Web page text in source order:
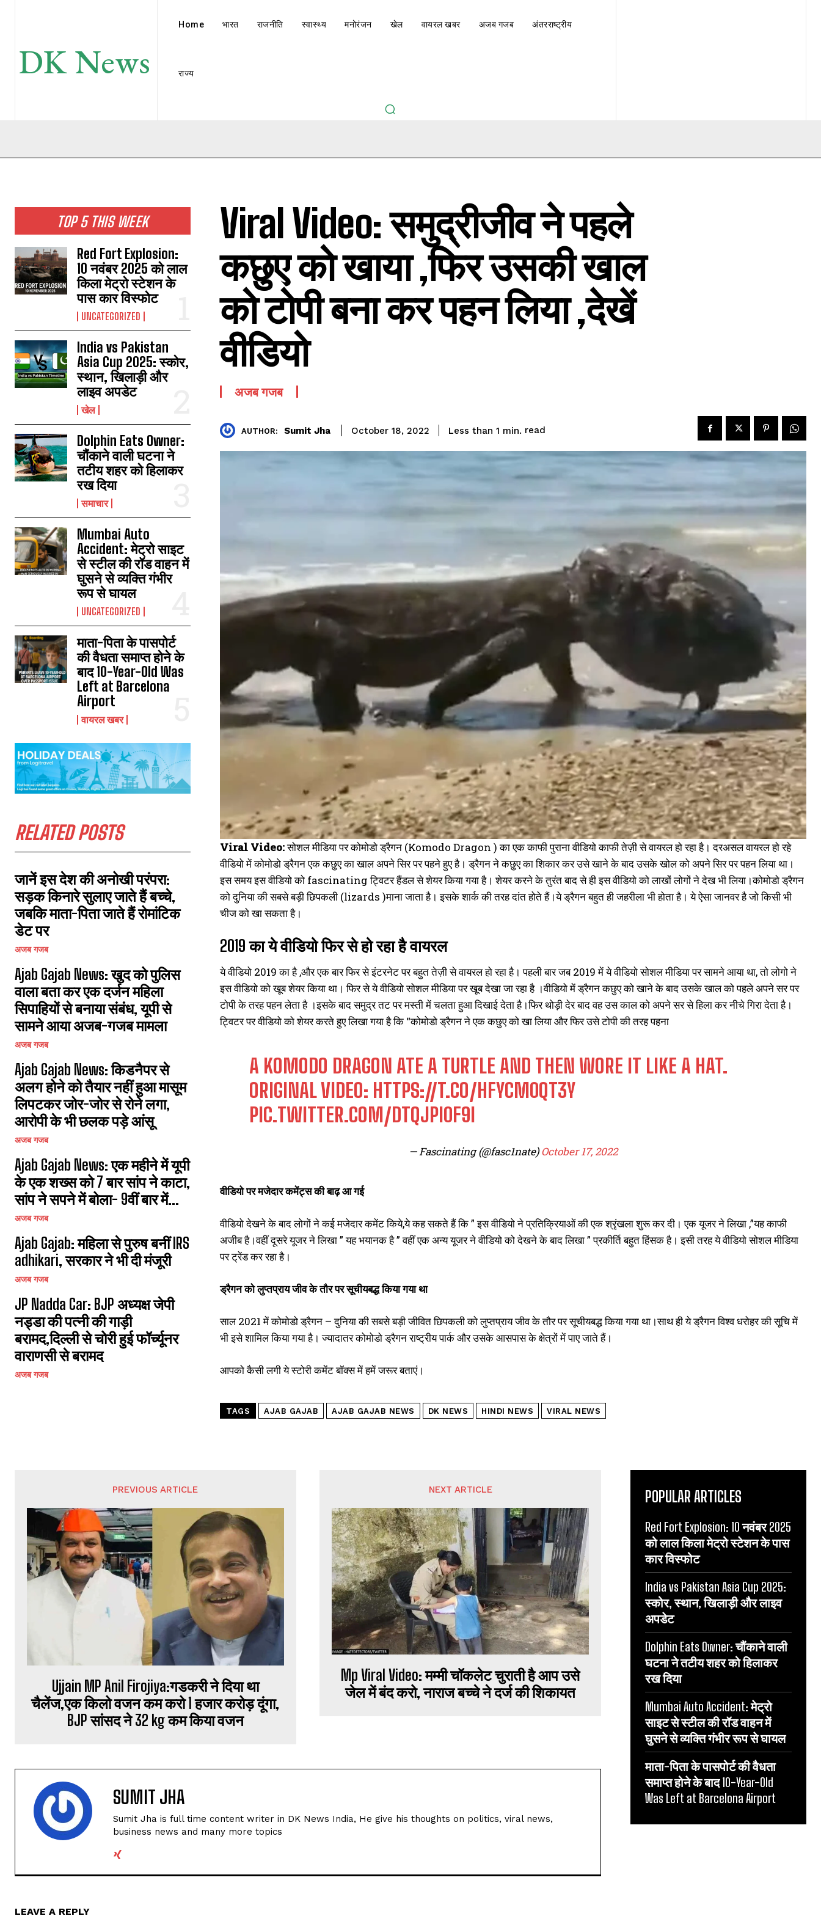
DK News
Home भारत राजनीति स्वास्थ्य मनोरंजन खेल वायरल खबर अजब गजब अंतरराष्ट्रीय
राज्य
TOP 5 THIS WEEK
Red Fort Explosion:
10 नवंबर 2025 को लाल
किला मेट्रो स्टेशन के
पास कार विस्फोट
UNCATEGORIZED
India vs Pakistan
Asia Cup 2025: स्कोर,
स्थान, खिलाड़ी और
लाइव अपडेट
खेल
Dolphin Eats Owner:
चौंकाने वाली घटना ने
तटीय शहर को हिलाकर
रख दिया
समाचार
Mumbai Auto
Accident: मेट्रो साइट
से स्टील की रॉड वाहन में
घुसने से व्यक्ति गंभीर
रूप से घायल
UNCATEGORIZED
माता-पिता के पासपोर्ट
की वैधता समाप्त होने के
बाद 10-Year-Old Was
Left at Barcelona
Airport
वायरल खबर
RELATED POSTS
जानें इस देश की अनोखी परंपरा:
सड़क किनारे सुलाए जाते हैं बच्चे,
जबकि माता-पिता जाते हैं रोमांटिक
डेट पर
अजब गजब
Ajab Gajab News: खुद को पुलिस
वाला बता कर एक दर्जन महिला
सिपाहियों से बनाया संबंध, यूपी से
सामने आया अजब-गजब मामला
अजब गजब
Ajab Gajab News: किडनैपर से
अलग होने को तैयार नहीं हुआ मासूम
लिपटकर जोर-जोर से रोने लगा,
आरोपी के भी छलक पड़े आंसू
अजब गजब
Ajab Gajab News: एक महीने में यूपी
के एक शख्स को 7 बार सांप ने काटा,
सांप ने सपने में बोला- 9वीं बार में...
अजब गजब
Ajab Gajab: महिला से पुरुष बनीं IRS
adhikari, सरकार ने भी दी मंजूरी
अजब गजब
JP Nadda Car: BJP अध्यक्ष जेपी
नड्डा की पत्नी की गाड़ी
बरामद,दिल्ली से चोरी हुई फॉर्च्यूनर
वाराणसी से बरामद
अजब गजब
Viral Video: समुद्रीजीव ने पहले
कछुए को खाया ,फिर उसकी खाल
को टोपी बना कर पहन लिया ,देखें
वीडियो
अजब गजब
AUTHOR: Sumit Jha October 18, 2022 Less than 1 min. read
Viral Video:सोशल मीडिया पर कोमोडो ड्रैगन (Komodo Dragon ) का एक काफी पुराना वीडियो काफी तेज़ी से वायरल हो रहा है। दरअसल वायरल हो रहे
वीडियो में कोमोडो ड्रैगन एक कछुए का खाल अपने सिर पर पहने हुए है। ड्रैगन ने कछुए का शिकार कर उसे खाने के बाद उसके खोल को अपने सिर पर पहन लिया था।
इस समय इस वीडियो को fascinating ट्विटर हैंडल से शेयर किया गया है। शेयर करने के तुरंत बाद से ही इस वीडियो को लाखों लोगों ने देख भी लिया।कोमोडो ड्रैगन
को दुनिया की सबसे बड़ी छिपकली (lizards )माना जाता है। इसके शार्क की तरह दांत होते हैं।ये ड्रैगन बहुत ही जहरीला भी होता है। ये ऐसा जानवर है जो किसी भी
चीज को खा सकता है।
2019 का ये वीडियो फिर से हो रहा है वायरल
ये वीडियो 2019 का है ,और एक बार फिर से इंटरनेट पर बहुत तेज़ी से वायरल हो रहा है। पहली बार जब 2019 में ये वीडियो सोशल मीडिया पर सामने आया था, तो लोगो ने
इस वीडियो को खूब शेयर किया था। फिर से ये वीडियो सोशल मीडिया पर खूब देखा जा रहा है ।वीडियो में ड्रैगन कछुए को खाने के बाद उसके खाल को पहले अपने सर पर
टोपी के तरह पहन लेता है ।इसके बाद समुद्र तट पर मस्ती में चलता हुआ दिखाई देता है।फिर थोड़ी देर बाद वह उस काल को अपने सर से हिला कर नीचे गिरा देता है।
ट्विटर पर वीडियो को शेयर करते हुए लिखा गया है कि “कोमोडो ड्रैगन ने एक कछुए को खा लिया और फिर उसे टोपी की तरह पहना
A KOMODO DRAGON ATE A TURTLE AND THEN WORE IT LIKE A HAT.
ORIGINAL VIDEO: HTTPS://T.CO/HFYCM0QT3Y
PIC.TWITTER.COM/DTQJPI0F9I
— Fascinating (@fasc1nate)October 17, 2022
वीडियो पर मजेदार कमेंट्स की बाढ़ आ गई
वीडियो देखने के बाद लोगों ने कई मजेदार कमेंट किये,ये कह सकते हैं कि ” इस वीडियो ने प्रतिक्रियाओं की एक श्रृंखला शुरू कर दी। एक यूजर ने लिखा ,”यह काफी
अजीब है।वहीं दूसरे यूजर ने लिखा ” यह भयानक है ” वहीं एक अन्य यूजर ने वीडियो को देखने के बाद लिखा ” प्रकीर्ति बहुत हिंसक है। इसी तरह ये वीडियो सोशल मीडिया
पर ट्रेंड कर रहा है।
ड्रैगन को लुप्तप्राय जीव के तौर पर सूचीयबद्ध किया गया था
साल 2021 में कोमोडो ड्रैगन – दुनिया की सबसे बड़ी जीवित छिपकली को लुप्तप्राय जीव के तौर पर सूचीयबद्ध किया गया था।साथ ही ये ड्रैगन विश्व धरोहर की सूचि में
भी इसे शामिल किया गया है। ज्यादातर कोमोडो ड्रैगन राष्ट्रीय पार्क और उसके आसपास के क्षेत्रों में पाए जाते हैं।
आपको कैसी लगी ये स्टोरी कमेंट बॉक्स में हमें जरूर बताएं।
TAGS AJAB GAJAB AJAB GAJAB NEWS DK NEWS HINDI NEWS VIRAL NEWS
PREVIOUS ARTICLE
Ujjain MP Anil Firojiya:गडकरी ने दिया था
चैलेंज,एक किलो वजन कम करो 1 हजार करोड़ दूंगा,
BJP सांसद ने 32 kg कम किया वजन
NEXT ARTICLE
Mp Viral Video: मम्मी चॉकलेट चुराती है आप उसे
जेल में बंद करो, नाराज बच्चे ने दर्ज की शिकायत
SUMIT JHA
Sumit Jha is full time content writer in DK News India, He give his thoughts on politics, viral news,
business news and many more topics
LEAVE A REPLY
POPULAR ARTICLES
Red Fort Explosion: 10 नवंबर 2025
को लाल किला मेट्रो स्टेशन के पास
कार विस्फोट
India vs Pakistan Asia Cup 2025:
स्कोर, स्थान, खिलाड़ी और लाइव
अपडेट
Dolphin Eats Owner: चौंकाने वाली
घटना ने तटीय शहर को हिलाकर
रख दिया
Mumbai Auto Accident: मेट्रो
साइट से स्टील की रॉड वाहन में
घुसने से व्यक्ति गंभीर रूप से घायल
माता-पिता के पासपोर्ट की वैधता
समाप्त होने के बाद 10-Year-Old
Was Left at Barcelona Airport